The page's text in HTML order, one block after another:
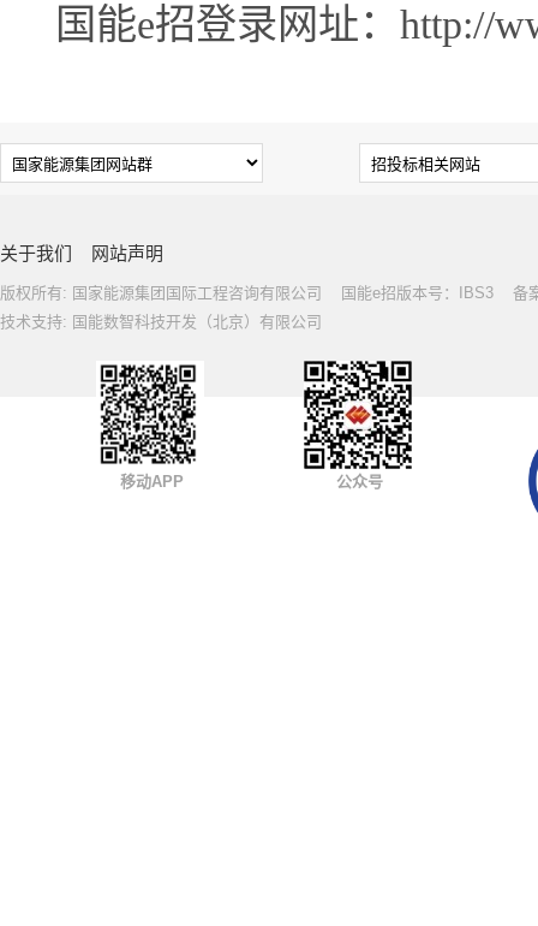
国能e招登录网址：http://
关于我们 网站声明
版权所有: 国家能源集团国际工程咨询有限公司 国能e招版本号：IBS3 备
技术支持: 国能数智科技开发（北京）有限公司
移动APP 公众号